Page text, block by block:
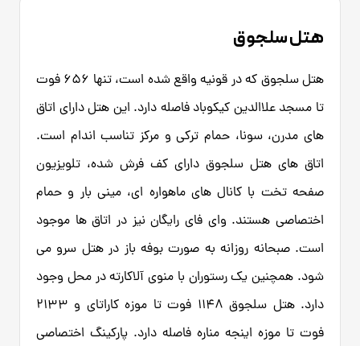
هتل سلجوق
هتل سلجوق که در قونیه واقع شده است، تنها 656 فوت
تا مسجد علاالدین کیکوباد فاصله دارد. این هتل دارای اتاق
های مدرن، سونا، حمام ترکی و مرکز تناسب اندام است.
اتاق های هتل سلجوق دارای کف فرش شده، تلویزیون
صفحه تخت با کانال های ماهواره ای، مینی بار و حمام
اختصاصی هستند. وای فای رایگان نیز در اتاق ها موجود
است. صبحانه روزانه به صورت بوفه باز در هتل سرو می
شود. همچنین یک رستوران با منوی آلاکارته در محل وجود
دارد. هتل سلجوق 1148 فوت تا موزه کاراتای و 2133
فوت تا موزه اینجه مناره فاصله دارد. پارکینگ اختصاصی